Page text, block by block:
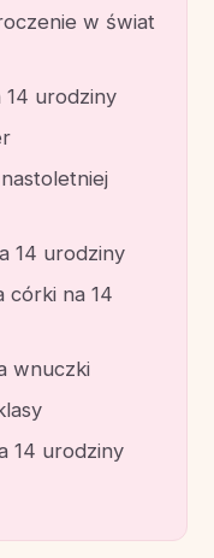
w świat
14 urodziny
14 urodziny
córki na 14
wnuczki
14 urodziny